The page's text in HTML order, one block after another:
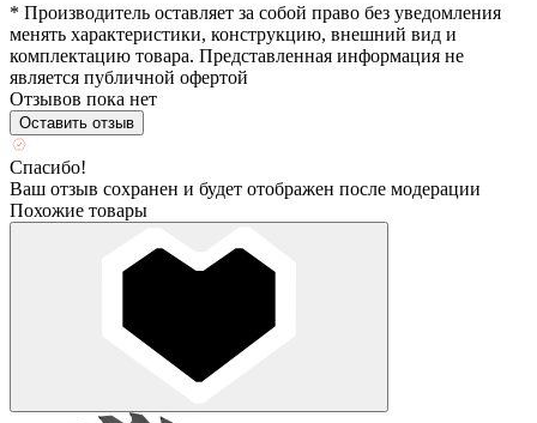
* Производитель оставляет за собой право без уведомления
менять характеристики, конструкцию, внешний вид и
комплектацию товара. Представленная информация не
является публичной офертой
Отзывов пока нет
Оставить отзыв
Спасибо!
Ваш отзыв сохранен и будет отображен после модерации
Похожие товары